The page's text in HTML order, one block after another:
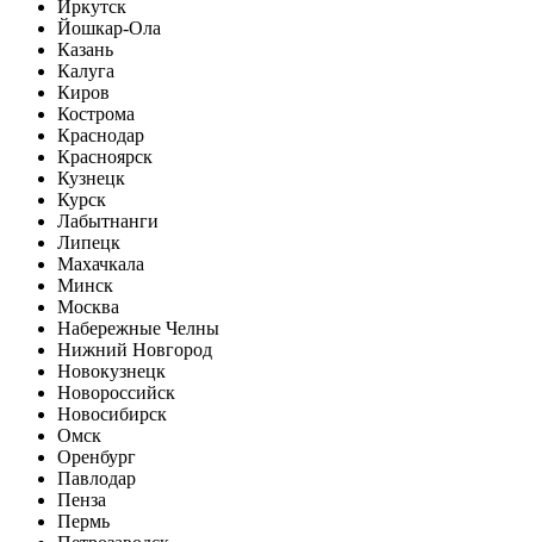
Иркутск
Йошкар-Ола
Казань
Калуга
Киров
Кострома
Краснодар
Красноярск
Кузнецк
Курск
Лабытнанги
Липецк
Махачкала
Минск
Москва
Набережные Челны
Нижний Новгород
Новокузнецк
Новороссийск
Новосибирск
Омск
Оренбург
Павлодар
Пенза
Пермь